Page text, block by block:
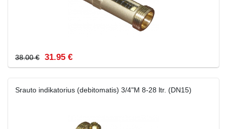
38.00 € 31.95 €
Srauto indikatorius (debitomatis) 3/4"M 8-28 ltr. (DN15)